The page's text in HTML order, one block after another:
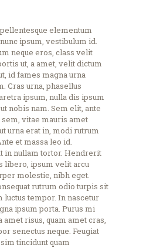
elementum
ipsum, vestibulum id.
neque eros, class velit
ut, a amet, velit dictum
id fames magna urna
Cras urna, phasellus
ipsum, nulla dis ipsum
nobis nam. Sem elit, ante
vitae mauris amet
urna erat in, modi rutrum
et massa leo id.
in nullam tortor. Hendrerit
libero, ipsum velit arcu
molestie, nibh eget.
rutrum odio turpis sit
luctus tempor. In nascetur
ipsum porta. Purus mi
risus, quam amet cras,
senectus neque. Feugiat
tincidunt quam